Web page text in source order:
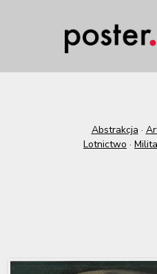
Abstrakcja ·
Lotnictwo ·